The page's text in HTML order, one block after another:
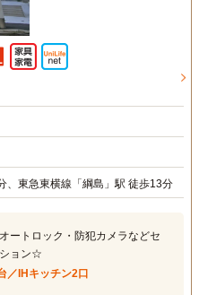
、東急東横線「綱島」駅 徒歩13分
ートロック・防犯カメラなどセ
ョン☆
／IHキッチン2口